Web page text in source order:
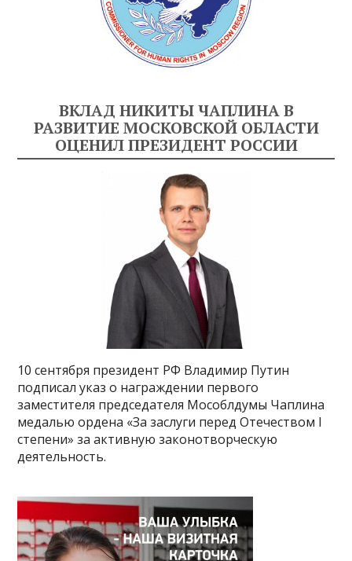
ВКЛАД НИКИТЫ ЧАПЛИНА В
РАЗВИТИЕ МОСКОВСКОЙ ОБЛАСТИ
ОЦЕНИЛ ПРЕЗИДЕНТ РОССИИ
10 сентября президент РФ Владимир Путин
подписал указ о награждении первого
заместителя председателя Мособлдумы Чаплина
медалью ордена «За заслуги перед Отечеством I
степени» за активную законотворческую
деятельность.